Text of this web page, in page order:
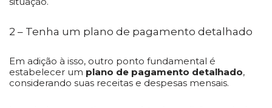
2 – Tenha um plano de pagamento detalhado
Em adição à isso, outro ponto fundamental é
estabelecer um plano de pagamento detalhado,
considerando suas receitas e despesas mensais.